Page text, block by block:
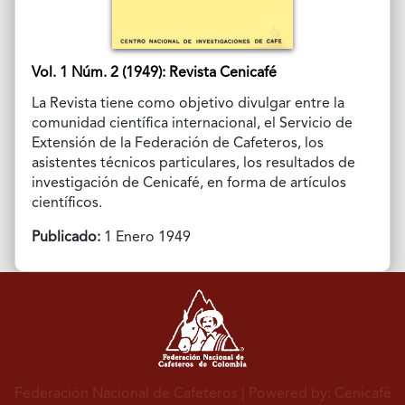
Vol. 1 Núm. 2 (1949): Revista Cenicafé
La Revista tiene como objetivo divulgar entre la
comunidad científica internacional, el Servicio de
Extensión de la Federación de Cafeteros, los
asistentes técnicos particulares, los resultados de
investigación de Cenicafé, en forma de artículos
científicos.
Publicado:1 Enero 1949
Federación Nacional de Cafeteros | Powered by: Cenicafé